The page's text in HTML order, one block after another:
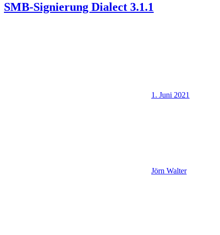
SMB-Signierung Dialect 3.1.1
1. Juni 2021
Jörn Walter